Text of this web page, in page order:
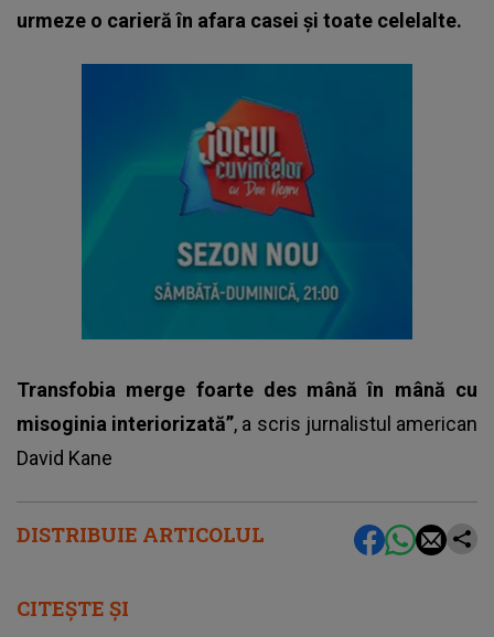
DISTRIBUIE ARTICOLUL
urmeze o carieră în afara casei și toate celelalte.
Transfobia merge foarte des mână în mână cu
misoginia interiorizată”, a scris jurnalistul american
David Kane
CITEȘTE ȘI